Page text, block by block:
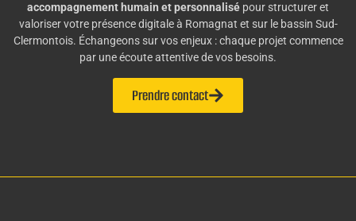
accompagnement humain et personnalisé pour structurer et
valoriser votre présence digitale à Romagnat et sur le bassin Sud-
Clermontois. Échangeons sur vos enjeux : chaque projet commence
par une écoute attentive de vos besoins.
Prendre contact